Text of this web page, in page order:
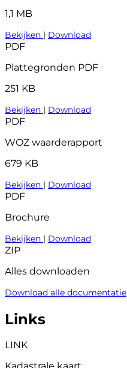
1,1 MB
Bekijken | Download
PDF
Plattegronden PDF
251 KB
Bekijken | Download
PDF
WOZ waarderapport
679 KB
Bekijken | Download
PDF
Brochure
Bekijken | Download
ZIP
Alles downloaden
Download alle documentatie
Links
LINK